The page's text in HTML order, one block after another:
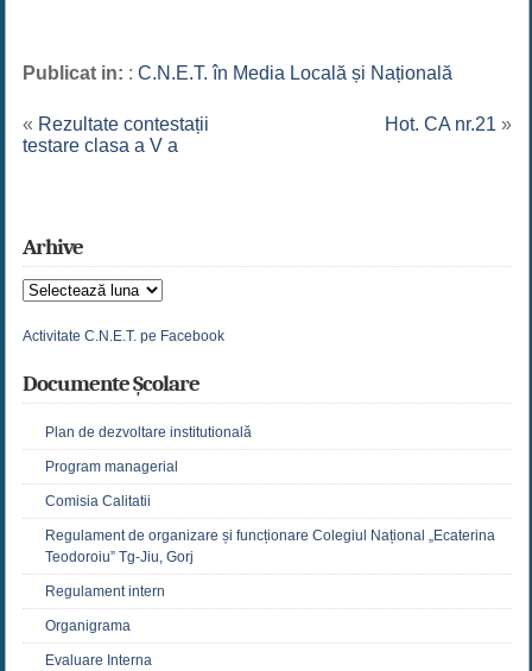
Publicat in: : C.N.E.T. în Media Locală și Națională
« Rezultate contestații
testare clasa a V a
Hot. CA nr.21 »
Arhive
Arhive
Activitate C.N.E.T. pe Facebook
Documente Școlare
Plan de dezvoltare institutională
Program managerial
Comisia Calitatii
Regulament de organizare și funcționare Colegiul Național „Ecaterina
Teodoroiu” Tg-Jiu, Gorj
Regulament intern
Organigrama
Evaluare Interna